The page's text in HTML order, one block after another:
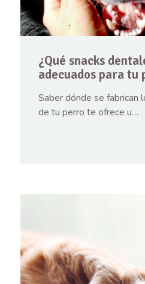
¿Qué snacks
adecuados para tu
Saber dónde se fabrican
de tu perro te ofrece u…